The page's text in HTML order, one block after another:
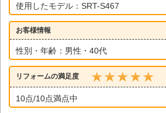
使用したモデル：SRT-S467
お客様情報
性別・年齢：男性・40代
リフォームの満足度
10点/10点満点中